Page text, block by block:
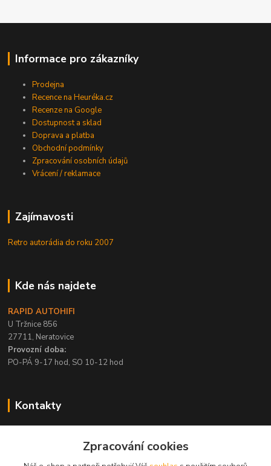
Informace pro zákazníky
Prodejna
Recence na Heuréka.cz
Recenze na Google
Dostupnost a sklad
Doprava a platba
Obchodní podmínky
Zpracování osobních údajů
Vrácení / reklamace
Zajímavosti
Retro autorádia do roku 2007
Kde nás najdete
RAPID AUTOHIFI
U Tržnice 856
27711, Neratovice
Provozní doba:
PO-PÁ 9-17 hod, SO 10-12 hod
Kontakty
PO-PÁ / 9-17 hod, SO 10-12 hodZpracování cookies